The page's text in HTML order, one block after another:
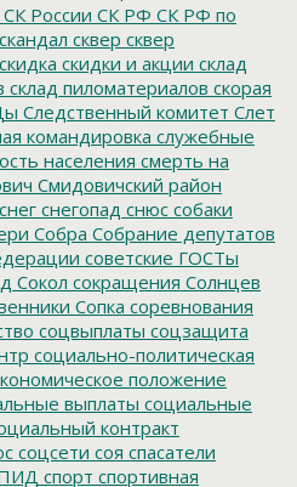
СК России СК РФ СК РФ по
скандал сквер сквер
скидка скидки и акции склад
склад пиломатериалов скорая
Следственный комитет Слет
командировка служебные
населения смерть на
Смидовичский район
снег снегопад снюс собаки
Собра Собрание депутатов
советские ГОСТы
Сокол сокращения Солнцев
Сопка соревнования
соцвыплаты соцзащита
социально-политическая
положение
выплаты социальные
контракт
соцсети соя спасатели
спорт спортивная